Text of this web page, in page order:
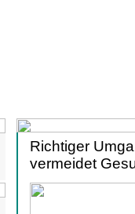
Richtiger
vermeidet